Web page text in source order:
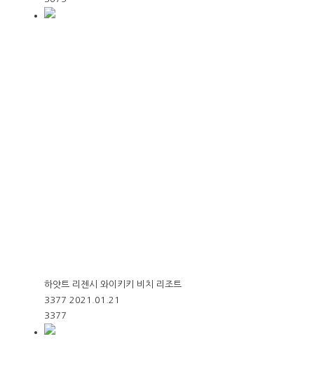
하얏트 리젠시 와이키키 비치 리조트
3377 2021.01.21
3377